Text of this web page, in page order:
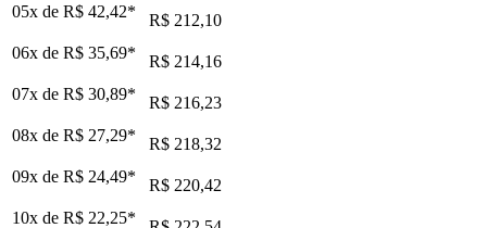
05x de R$ 42,42*
R$ 212,10
06x de R$ 35,69*
R$ 214,16
07x de R$ 30,89*
R$ 216,23
08x de R$ 27,29*
R$ 218,32
09x de R$ 24,49*
R$ 220,42
10x de R$ 22,25*